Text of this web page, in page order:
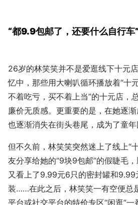
“都9.9包邮了，还要什么自行车”
26岁的林笑笑并不是爱逛线下十元
忆中，那些用大喇叭循环播放着“十
不着吃亏，买不着上当”的十元店，
廉价无质感。更重要的是，在她逐
也逐渐消失在街头巷尾，成为了童年
但不久前，林笑笑突然迷上了线上“
友分享给她的“9块9包邮”的假睫毛
又看上了9.99元6只的密封罐和
装……在此之后，林笑笑一有空便总
平台或社交平台的特价专区“闲逛”